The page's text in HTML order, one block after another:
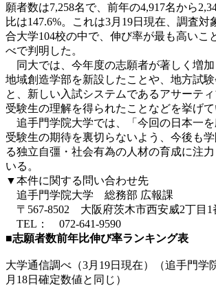
願者数は7,258名で、前年の4,917名から
比は147.6%。これは3月19日現在、調査対
合大学104校の中で、伸び率が最も高いこ
べで判明した。
同大では、今年度の志願者が著しく増加
地域創造学部を新設したことや、地方試
と、新しい入試システムであるアサーティ
受験生の理解を得られたことなどを挙げて
追手門学院大学では、「今回の日本一を
受験生の期待を裏切らないよう、今後も
る独立自彊・社会有為の人材の育成に注
いる。
▼本件に関する問い合わせ先
追手門学院大学 総務部 広報課
〒567-8502 大阪府茨木市西安威2丁目1
TEL： 072-641-9590
■志願者数前年比伸び率ランキング表
大学通信調べ（3月19日現在）（追手門学
月18日確定数値と同じ）